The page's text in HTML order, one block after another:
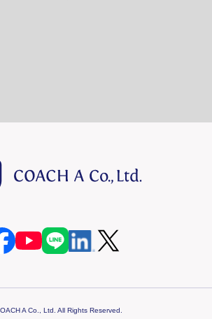
A Co., Ltd. All Rights Reserved.